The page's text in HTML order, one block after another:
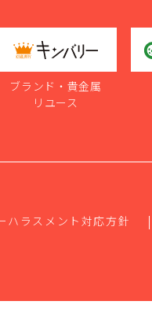
ブランド・貴金属
リユース
ハラスメント対応方針